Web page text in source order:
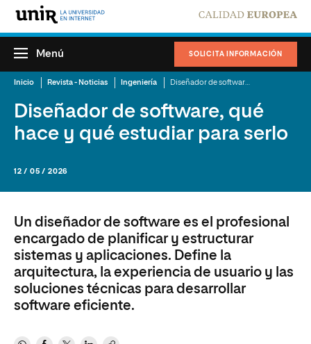
SOLICITA INFORMACIÓN
Menú
Inicio Revista - Noticias Ingeniería
Diseñador de software, qué
hace y qué estudiar para serlo
12 / 05 / 2026
Un diseñador de software es el profesional
encargado de planificar y estructurar
sistemas y aplicaciones. Define la
arquitectura, la experiencia de usuario y las
soluciones técnicas para desarrollar
software eficiente.